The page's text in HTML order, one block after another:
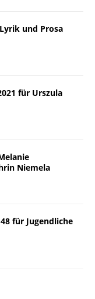
und Prosa
für Urszula
Niemela
für Jugendliche